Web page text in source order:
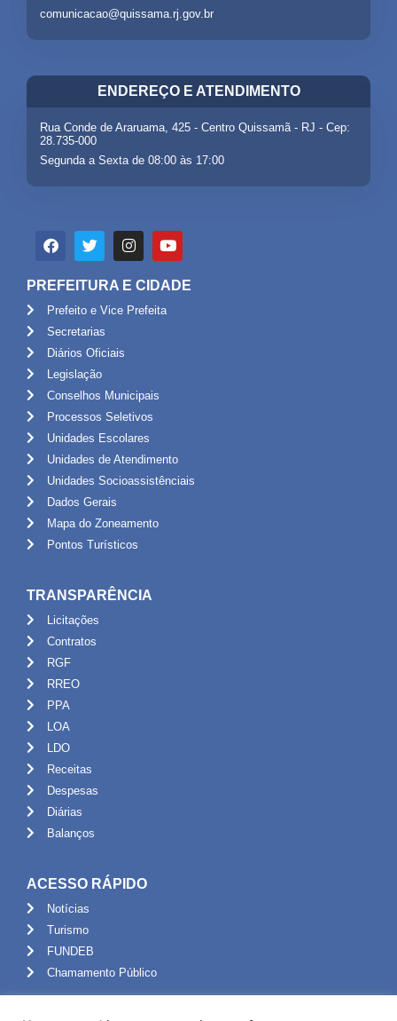
comunicacao@quissama.rj.gov.br
ENDEREÇO E ATENDIMENTO
Rua Conde de Araruama, 425 - Centro Quissamã - RJ - Cep:
28.735-000
Segunda a Sexta de 08:00 às 17:00
PREFEITURA E CIDADE
Prefeito e Vice Prefeita
Secretarias
Diários Oficiais
Legislação
Conselhos Municipais
Processos Seletivos
Unidades Escolares
Unidades de Atendimento
Unidades Socioassistênciais
Dados Gerais
Mapa do Zoneamento
Pontos Turísticos
TRANSPARÊNCIA
Licitações
Contratos
RGF
RREO
PPA
LOA
LDO
Receitas
Despesas
Diárias
Balanços
ACESSO RÁPIDO
Notícias
Turismo
FUNDEB
Chamamento Público